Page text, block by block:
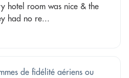
hotel room was nice & the
had no re...
de fidélité aériens ou